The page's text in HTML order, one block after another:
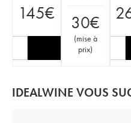
145€ 30€
(mise à
prix)
IDEALWINE VOUS